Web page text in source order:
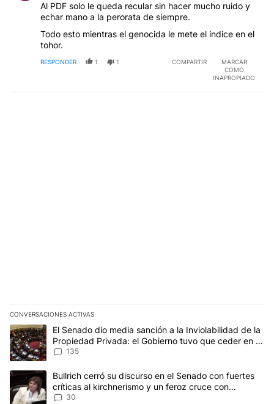
Al PDF solo le queda recular sin hacer mucho ruido y
echar mano a la perorata de siempre.
Todo esto mientras el genocida le mete el indice en el
tohor.
RESPONDER 1 1 COMPARTIR
MARCAR
COMO
INAPROPIADO
CONVERSACIONES ACTIVAS
Este listado muestra los artículos con más comentarios en los
Un artículo de tendencia con el título "El Senado dio media
El Senado dio media sanción a la Inviolabilidad de la
Propiedad Privada: el Gobierno tuvo que ceder en la
Ley del Manejo del Fuego
135
Un artículo de tendencia con el título "Bullrich cerró su discurso
Bullrich cerró su discurso en el Senado con fuertes
críticas al kirchnerismo y un feroz cruce con
Capitanich al que le gritó “¡cállate!”
30